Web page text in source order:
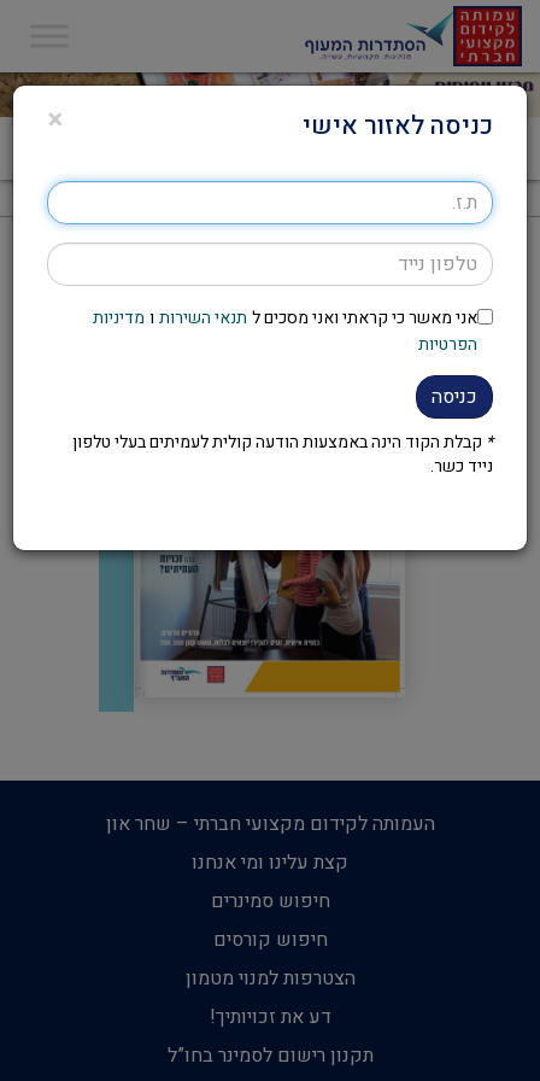
אפריל-מאי 2018
העמותה לקידום מקצועי חברתי – שחר און
קצת עלינו ומי אנחנו
חיפוש סמינרים
חיפוש קורסים
הצטרפות למנוי מטמון
דע את זכויותיך!
תקנון רישום לסמינר בחו”ל
× כניסה לאזור אישי
אני מאשר כי קראתי ואני מסכים ל תנאי השירות ו מדיניות
הפרטיות
כניסה
* קבלת הקוד הינה באמצעות הודעה קולית לעמיתים בעלי טלפון
נייד כשר.